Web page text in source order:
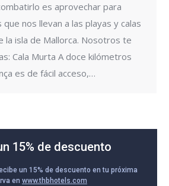
es aprovechar para
nos llevan a las playas y calas
la isla de Mallorca. Nosotros te
Cala Murta A doce kilómetros
es de fácil acceso,…
15% de descuento
un 15% de descuento en tu próxima
en www.thbhotels.com